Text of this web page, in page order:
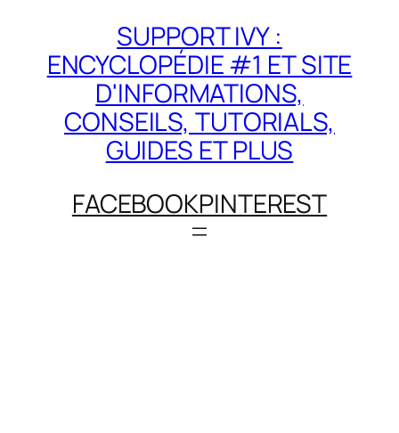
SUPPORT IVY :
ENCYCLOPÉDIE #1 ET SITE
D'INFORMATIONS,
CONSEILS, TUTORIALS,
GUIDES ET PLUS
FACEBOOKPINTEREST